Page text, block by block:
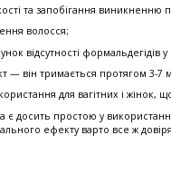
та запобігання виникненню
волосся;
відсутності формальдегідів у
— він тримається протягом 3-7
для вагітних і жінок,
є досить простою у
ефекту варто все ж